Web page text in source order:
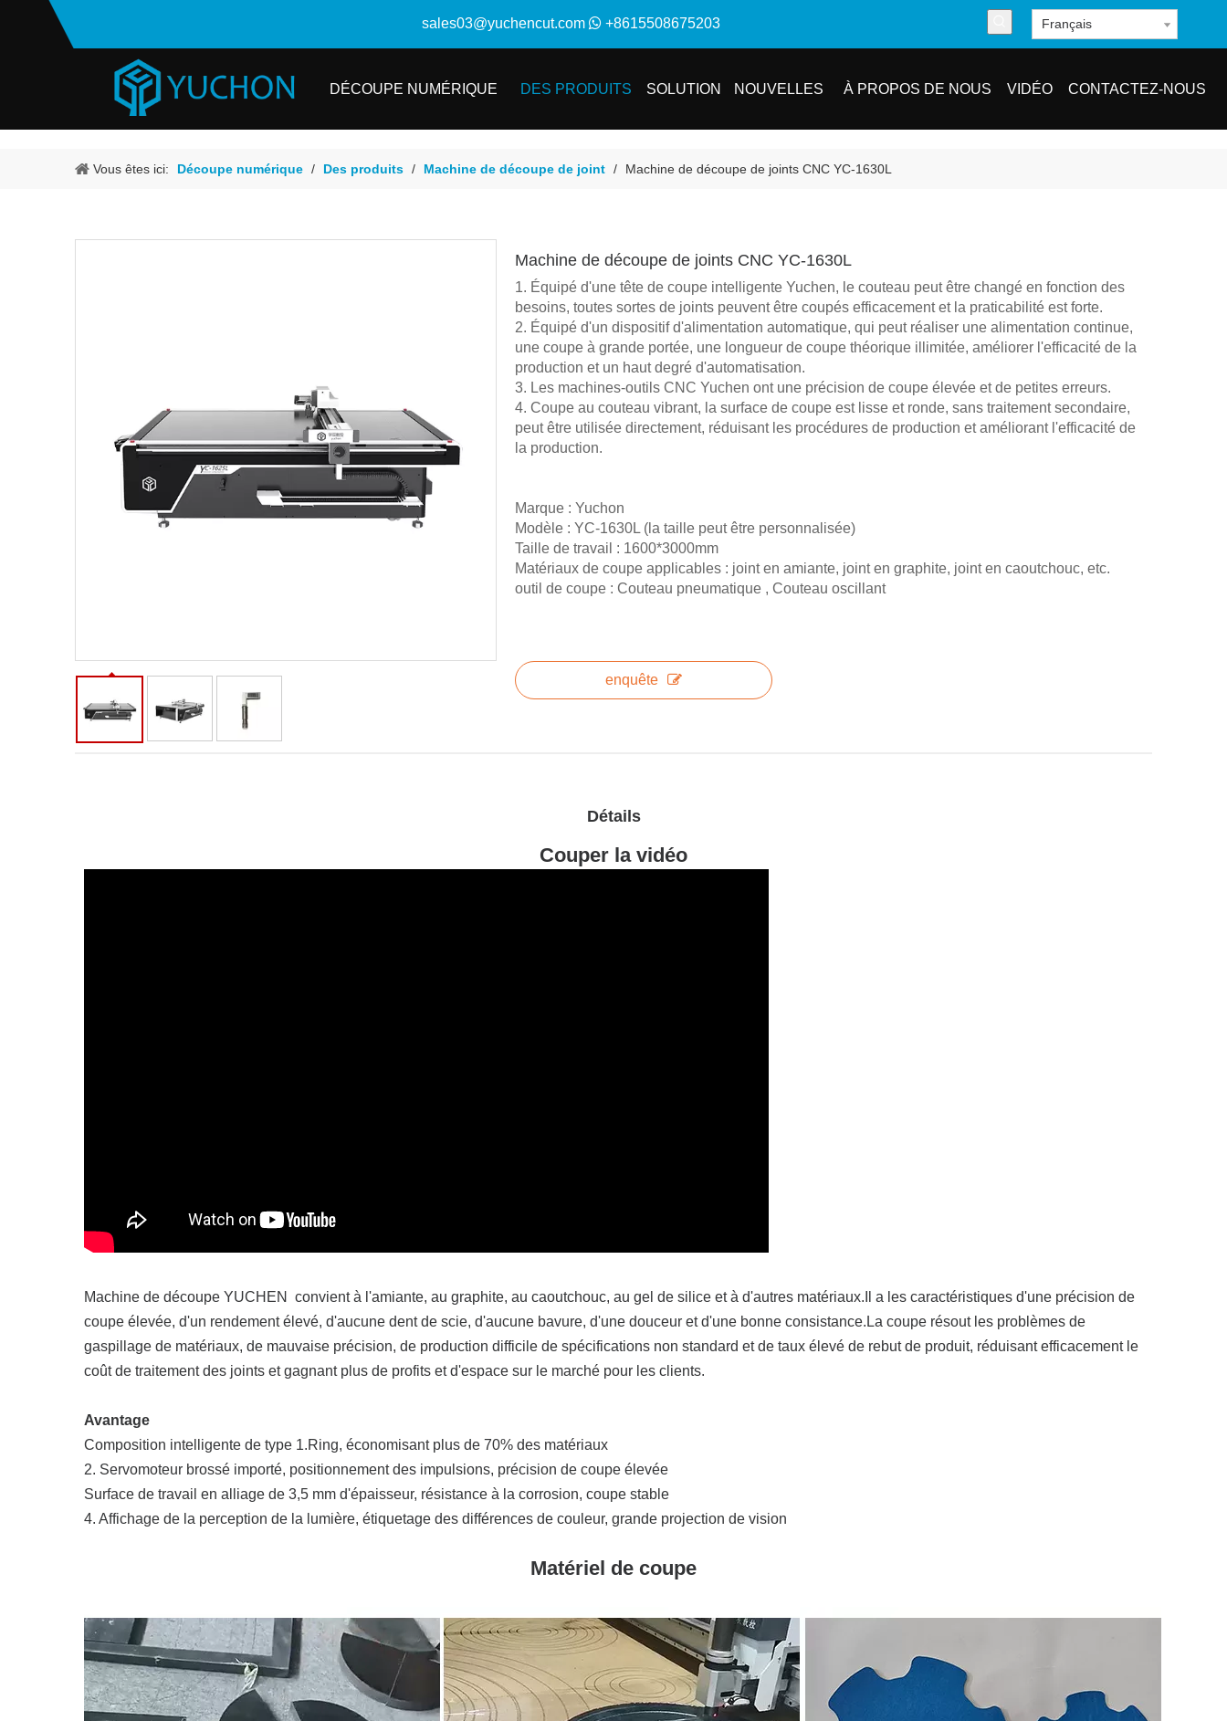
sales03@yuchencut.com  +8615508675203 Français
DÉCOUPE NUMÉRIQUE DES PRODUITS SOLUTION NOUVELLES À PROPOS DE NOUS VIDÉO CONTACTEZ-NOUS
Vous êtes ici: Découpe numérique / Des produits / Machine de découpe de joint / Machine de découpe de joints CNC YC-1630L
Machine de découpe de joints CNC YC-1630L
1. Équipé d'une tête de coupe intelligente Yuchen, le couteau peut être changé en fonction des
besoins, toutes sortes de joints peuvent être coupés efficacement et la praticabilité est forte.
2. Équipé d'un dispositif d'alimentation automatique, qui peut réaliser une alimentation continue,
une coupe à grande portée, une longueur de coupe théorique illimitée, améliorer l'efficacité de la
production et un haut degré d'automatisation.
3. Les machines-outils CNC Yuchen ont une précision de coupe élevée et de petites erreurs.
4. Coupe au couteau vibrant, la surface de coupe est lisse et ronde, sans traitement secondaire,
peut être utilisée directement, réduisant les procédures de production et améliorant l'efficacité de
la production.
Marque : Yuchon
Modèle : YC-1630L (la taille peut être personnalisée)
Taille de travail : 1600*3000mm
Matériaux de coupe applicables : joint en amiante, joint en graphite, joint en caoutchouc, etc.
outil de coupe : Couteau pneumatique , Couteau oscillant
enquête
Détails
Couper la vidéo
Machine de découpe YUCHEN convient à l'amiante, au graphite, au caoutchouc, au gel de silice et à d'autres matériaux.Il a les caractéristiques d'une précision de
coupe élevée, d'un rendement élevé, d'aucune dent de scie, d'aucune bavure, d'une douceur et d'une bonne consistance.La coupe résout les problèmes de
gaspillage de matériaux, de mauvaise précision, de production difficile de spécifications non standard et de taux élevé de rebut de produit, réduisant efficacement le
coût de traitement des joints et gagnant plus de profits et d'espace sur le marché pour les clients.
Avantage
Composition intelligente de type 1.Ring, économisant plus de 70% des matériaux
2. Servomoteur brossé importé, positionnement des impulsions, précision de coupe élevée
Surface de travail en alliage de 3,5 mm d'épaisseur, résistance à la corrosion, coupe stable
4. Affichage de la perception de la lumière, étiquetage des différences de couleur, grande projection de vision
Matériel de coupe